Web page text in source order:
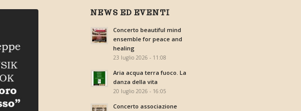
NEWS ED EVENTI
Concerto beautiful mind
ensemble for peace and
healing
23 luglio 2026 - 11:08
Aria acqua terra fuoco. La
danza della vita
20 luglio 2026 - 16:05
Concerto associazione